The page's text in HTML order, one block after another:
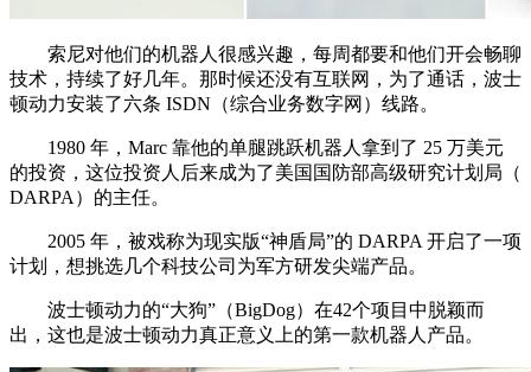
索尼对他们的机器人很感兴趣，每周都要和他们开会畅聊
技术，持续了好几年。那时候还没有互联网，为了通话，波士
顿动力安装了六条 ISDN（综合业务数字网）线路。
1980 年，Marc 靠他的单腿跳跃机器人拿到了 25 万美元
的投资，这位投资人后来成为了美国国防部高级研究计划局（
DARPA）的主任。
2005 年，被戏称为现实版“神盾局”的 DARPA 开启了一项
计划，想挑选几个科技公司为军方研发尖端产品。
波士顿动力的“大狗”（BigDog）在42个项目中脱颖而
出，这也是波士顿动力真正意义上的第一款机器人产品。